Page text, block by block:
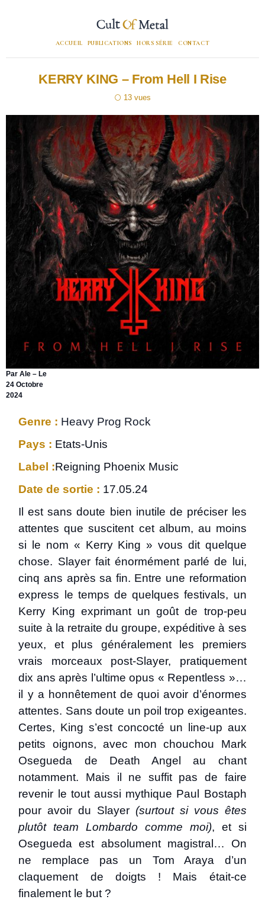
ACCUEIL PUBLICATIONS HORS SÉRIE CONTACT
KERRY KING – From Hell I Rise
13
Par Ale – Le
24 Octobre
2024
Genre : Heavy Prog Rock
Pays : Etats-Unis
Label :Reigning Phoenix Music
Date de sortie : 17.05.24
Il est sans doute bien inutile de préciser les
attentes que suscitent cet album, au moins
si le nom « Kerry King » vous dit quelque
chose. Slayer fait énormément parlé de lui,
cinq ans après sa fin. Entre une reformation
express le temps de quelques festivals, un
Kerry King exprimant un goût de trop-peu
suite à la retraite du groupe, expéditive à ses
yeux, et plus généralement les premiers
vrais morceaux post-Slayer, pratiquement
dix ans après l’ultime opus « Repentless »…
il y a honnêtement de quoi avoir d’énormes
attentes. Sans doute un poil trop exigeantes.
Certes, King s’est concocté un line-up aux
petits oignons, avec mon chouchou Mark
Osegueda de Death Angel au chant
notamment. Mais il ne suffit pas de faire
revenir le tout aussi mythique Paul Bostaph
pour avoir du Slayer (surtout si vous êtes
plutôt team Lombardo comme moi), et si
Osegueda est absolument magistral… On
ne remplace pas un Tom Araya d’un
claquement de doigts ! Mais était-ce
finalement le but ?